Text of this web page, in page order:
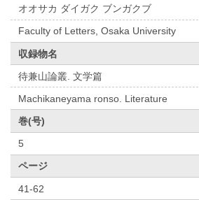
オオサカ ダイガク ブンガクブ
Faculty of Letters, Osaka University
収録物名
待兼山論叢. 文学篇
Machikaneyama ronso. Literature
巻(号)
5
ページ
41-62